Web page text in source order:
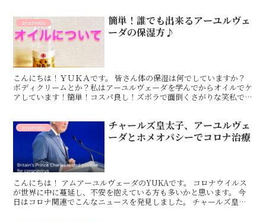
ayurveda
簡単！誰でも出来るアーユルヴェ
ーダの保湿方♪
こんにちは！ＹＵＫＡです。 皆さん体の保湿は何でしていますか？
ボディクリームとか？私はアーユルヴェーダを学んでからオイルでケ
アしています！簡単！コスパ良し！ズボラで面倒くさがりな笑私でも
ayurveda
チャールズ皇太子、アーユルヴェ
ーダとホメオパシーでコロナ治療
こんにちは！ アムアーユルヴェーダのYUKAです。 コロナウイルス
が世界に中に蔓延し、不安を抱えている方も多いかと思います。 今
日はコロナ関連でこんなニュースを発見しました。 チャールズ皇太